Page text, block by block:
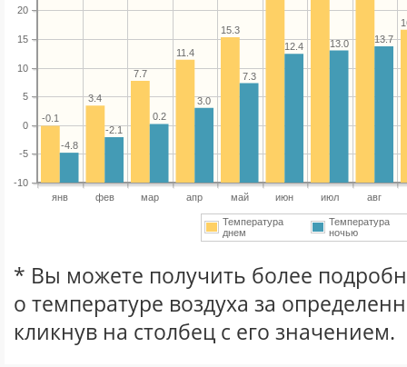
янв фев мар апр май июн июл авг
-10
-5
0
5
10
15
20
15.3
11.4
7.7
3.4
-0.1
13.7
13.0
12.4
7.3
3.0
0.2
-2.1
-4.8
Температура
днем
Температура
ночью
* Вы можете получить более
о температуре воздуха за
кликнув на столбец с его значением.